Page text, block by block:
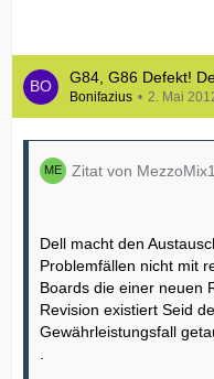
G84, G86 Defekt!
Bonifazius 2. Mai
Zitat von
Dell macht den
Problemfällen nicht mit
Boards die einer neuen
Revision existiert Seid
Gewährleistungsfall